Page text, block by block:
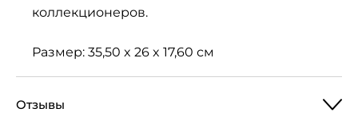
коллекционеров.
Размер: 35,50 x 26 x 17,60 см
Отзывы